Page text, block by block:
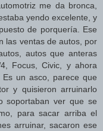
me da bronca,
yendo excelente, y
de porquería. Ese
las ventas de autos, por
autos que anteras
Focus, Civic, y ahora
un asco, parece que
y quisieron arruinarlo
soportaban ver que se
para sacar arriba el
arruinar, sacaron ese